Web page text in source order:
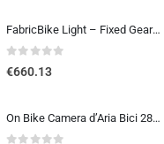
FabricBike Light – Fixed Gear bicicletta, Single Speed Fixie completa mozzo, Telaio in alluminio e forcella, ruote 28, 6 c…
0out of 5
€660.13
On Bike Camera d’Aria Bici 28″ x 1 5/8 x 1 3/8 (700×35-42c) – E.T.R.T.O. 37-622, Alta Resistenza e Tenuta, Compatibile con Pn